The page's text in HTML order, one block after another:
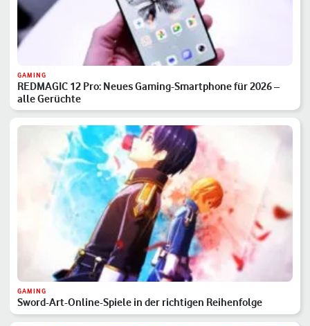
GAMING
REDMAGIC 12 Pro: Neues Gaming-Smartphone für 2026 –
alle Gerüchte
GAMING
Sword-Art-Online-Spiele in der richtigen Reihenfolge